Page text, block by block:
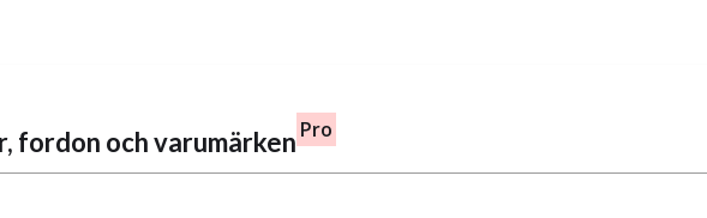
fordon och varumärken Pro